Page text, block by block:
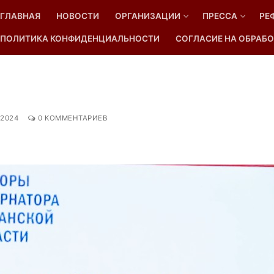
ГЛАВНАЯ НОВОСТИ ОРГАНИЗАЦИИ ПРЕССА
ПОЛИТИКА КОНФИДЕНЦИАЛЬНОСТИ СОГЛАСИЕ НА
0 КОММЕНТАРИЕВ